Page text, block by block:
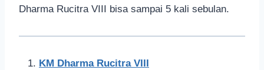
Dharma Rucitra VIII bisa sampai 5 kali sebulan.
KM Dharma Rucitra VIII